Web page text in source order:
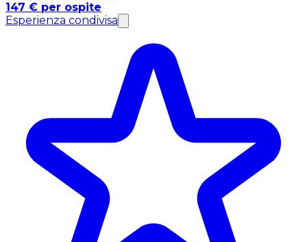
147 € per ospite
Esperienza condivisa